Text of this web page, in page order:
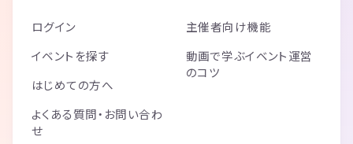
ログイン
イベントを探す
はじめての方へ
よくある質問・お問い合わ
せ
主催者向け機能
動画で学ぶイベント運営
のコツ